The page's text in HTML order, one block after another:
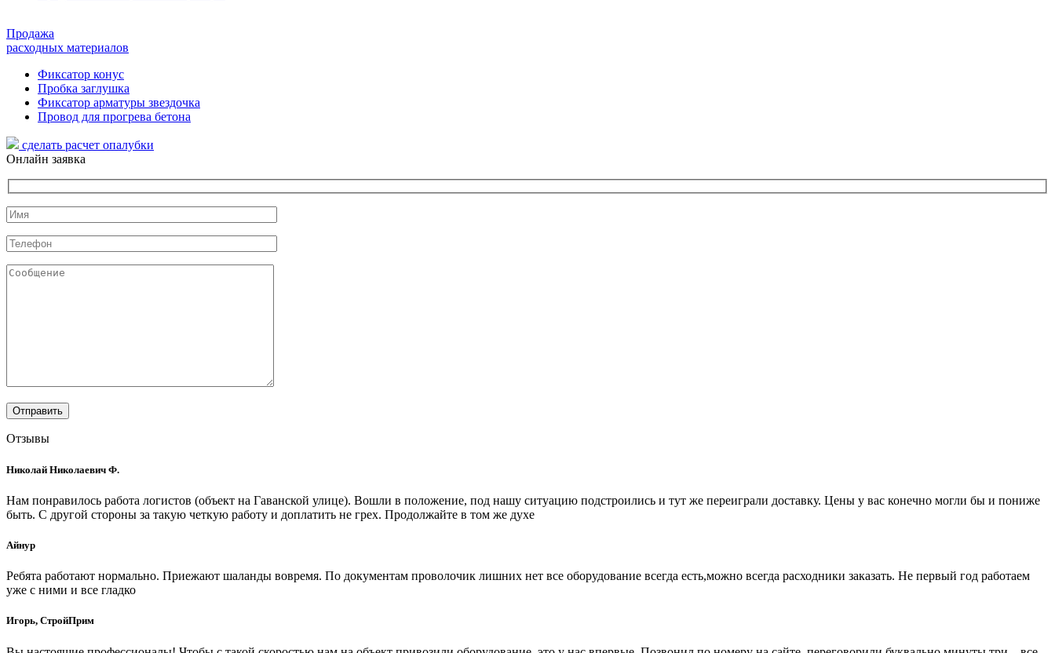
Продажа
расходных материалов
Фиксатор конус
Пробка заглушка
Фиксатор арматуры звездочка
Провод для прогрева бетона
сделать расчет опалубки
Онлайн заявка
Отзывы
Николай Николаевич Ф.
Нам понравилось работа логистов (объект на Гаванской улице). Вошли в положение, под нашу ситуацию подстроились и тут же переиграли доставку. Цены у вас конечно могли бы и пониже
быть. С другой стороны за такую четкую работу и доплатить не грех. Продолжайте в том же духе
Айнур
Ребята работают нормально. Приежают шаланды вовремя. По документам проволочик лишних нет все оборудование всегда есть,можно всегда расходники заказать. Не первый год работаем
уже с ними и все гладко
Игорь, СтройПрим